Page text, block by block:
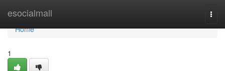
esocialmall
Home
Home
1